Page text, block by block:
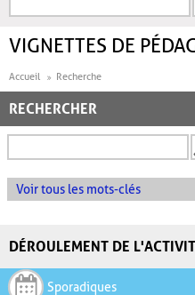
FORMULAIRE DE
VIGNETTES DE
Accueil Recherche
RECHERCHER
Voir tous les mots-clés
DÉROULEMENT DE
Sporadiques